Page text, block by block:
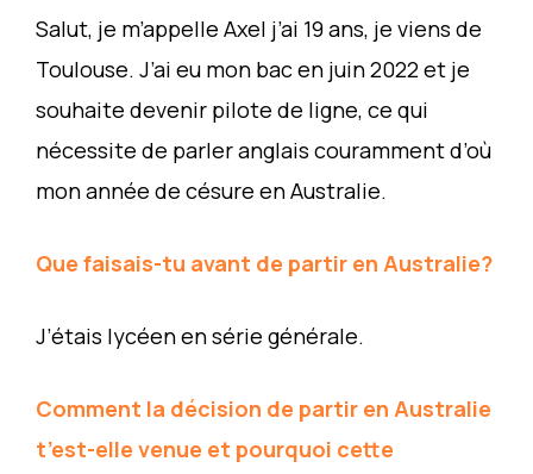
Salut, je m’appelle Axel j’ai 19 ans, je viens de
Toulouse. J’ai eu mon bac en juin 2022 et je
souhaite devenir pilote de ligne, ce qui
nécessite de parler anglais couramment d’où
mon année de césure en Australie.
Que faisais-tu avant de partir en Australie?
J’étais lycéen en série générale.
Comment la décision de partir en Australie
t’est-elle venue et pourquoi cette